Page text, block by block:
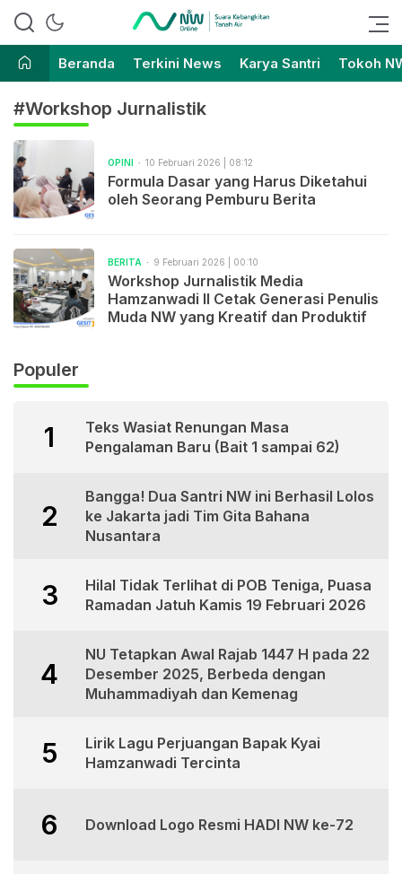
Nahdlatul Wathan Online
Suara Kebangkitan Tanah Air
Beranda
Terkini News Karya Santri Tokoh
#Workshop Jurnalistik
OPINI 10 Februari 2026 | 08:12
Formula Dasar yang Harus Diketahui
oleh Seorang Pemburu Berita
BERITA 9 Februari 2026 | 00:10
Workshop Jurnalistik Media
Hamzanwadi II Cetak Generasi Penulis
Muda NW yang Kreatif dan Produktif
Populer
1
Teks Wasiat Renungan Masa
Pengalaman Baru (Bait 1 sampai 62)
2
Bangga! Dua Santri NW ini Berhasil Lolos
ke Jakarta jadi Tim Gita Bahana
Nusantara
3
Hilal Tidak Terlihat di POB Teniga, Puasa
Ramadan Jatuh Kamis 19 Februari 2026
4
NU Tetapkan Awal Rajab 1447 H pada 22
Desember 2025, Berbeda dengan
Muhammadiyah dan Kemenag
5
Lirik Lagu Perjuangan Bapak Kyai
Hamzanwadi Tercinta
6 Download Logo Resmi HADI NW ke-72